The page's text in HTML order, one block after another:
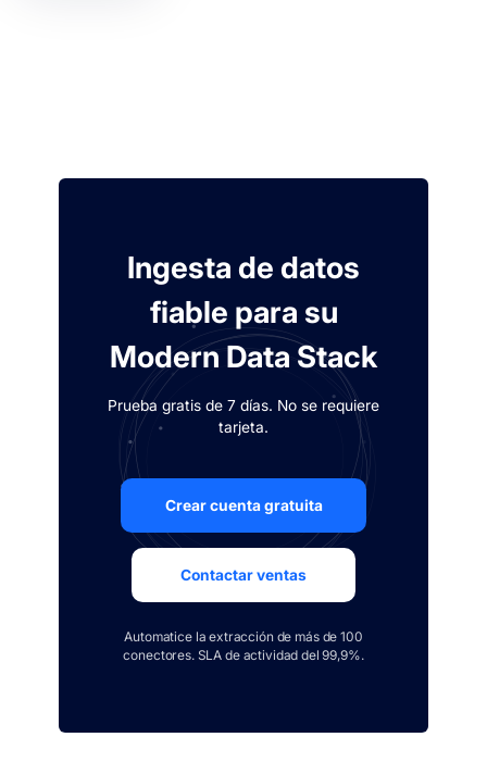
Ingesta de datos
fiable para su
Modern Data Stack
Prueba gratis de 7 días. No se requiere
tarjeta.
Crear cuenta gratuita
Contactar ventas
Automatice la extracción de más de 100
conectores. SLA de actividad del 99,9%.